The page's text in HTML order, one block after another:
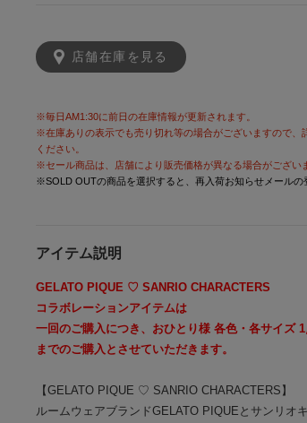
店舗在庫を見る
※毎日AM1:30に前日の在庫情報が更新されます。
※在庫ありの表示でも売り切れ等の場合がございますので、
ください。
※セール商品は、店舗により販売価格が異なる場合がござい
※SOLD OUTの商品を選択すると、再入荷お知らせメールの
アイテム説明
GELATO PIQUE ♡ SANRIO CHARACTERS
コラボレーションアイテムは
一回のご購入につき、おひとり様 各色・各サイズ
までのご購入とさせていただきます。
【GELATO PIQUE ♡ SANRIO CHARACTERS】
ルームウェアブランドGELATO PIQUEとサンリオ